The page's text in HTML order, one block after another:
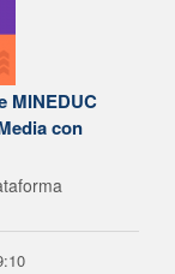
MINEDUC
con